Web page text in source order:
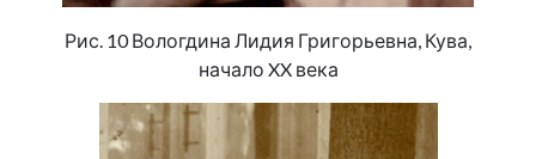
Рис. 10 Вологдина Лидия Григорьевна, Кува,
начало XX века